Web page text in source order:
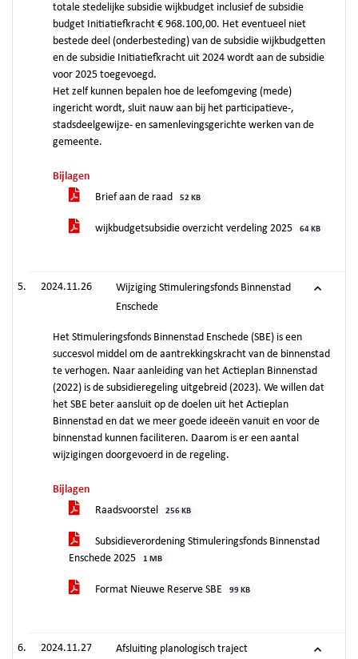
totale stedelijke subsidie wijkbudget inclusief de subsidie
budget Initiatiefkracht € 968.100,00. Het eventueel niet
bestede deel (onderbesteding) van de subsidie wijkbudgetten
en de subsidie Initiatiefkracht uit 2024 wordt aan de subsidie
voor 2025 toegevoegd.
Het zelf kunnen bepalen hoe de leefomgeving (mede)
ingericht wordt, sluit nauw aan bij het participatieve-,
stadsdeelgewijze- en samenlevingsgerichte werken van de
gemeente.
Bijlagen
Brief aan de raad
52 KB
wijkbudgetsubsidie overzicht verdeling 2025 64 KB
2024.11.26
Wijziging Stimuleringsfonds Binnenstad
Enschede
Het Stimuleringsfonds Binnenstad Enschede (SBE) is een
succesvol middel om de aantrekkingskracht van de binnenstad
te verhogen. Naar aanleiding van het Actieplan Binnenstad
(2022) is de subsidieregeling uitgebreid (2023). We willen dat
het SBE beter aansluit op de doelen uit het Actieplan
Binnenstad en dat we meer goede ideeën vanuit en voor de
binnenstad kunnen faciliteren. Daarom is er een aantal
wijzigingen doorgevoerd in de regeling.
Bijlagen
Raadsvoorstel
256 KB
Subsidieverordening Stimuleringsfonds Binnenstad
Enschede 2025
1 MB
Format Nieuwe Reserve SBE 99 KB
2024.11.27
Afsluiting planologisch traject